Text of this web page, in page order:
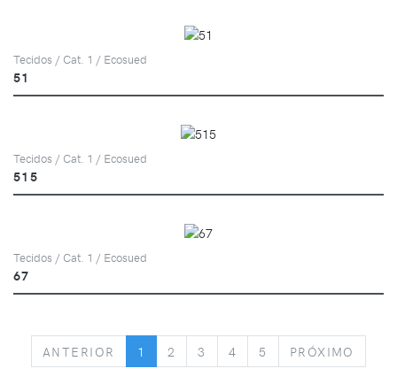
Tecidos / Cat. 1 / Ecosued
51
Tecidos / Cat. 1 / Ecosued
515
Tecidos / Cat. 1 / Ecosued
67
ANTERIOR PREVIOUS
1 2 3 4 5 PRÓXIMO